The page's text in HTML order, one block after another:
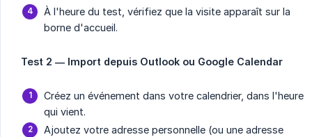
À l'heure du test, vérifiez que la visite apparaît sur la
borne d'accueil.
Test 2 — Import depuis Outlook ou Google Calendar
Créez un événement dans votre calendrier, dans l'heure
qui vient.
Ajoutez votre adresse personnelle (ou une adresse